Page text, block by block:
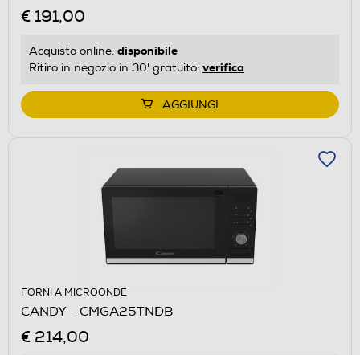
€ 191,00
Acquisto online: disponibile
Ritiro in negozio in 30' gratuito: verifica
AGGIUNGI
FORNI A MICROONDE
CANDY - CMGA25TNDB
€ 214,00